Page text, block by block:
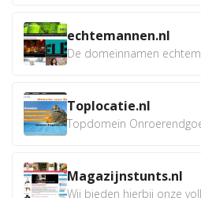
echtemannen.nl
Toplocatie.nl
Magazijnstunts.nl